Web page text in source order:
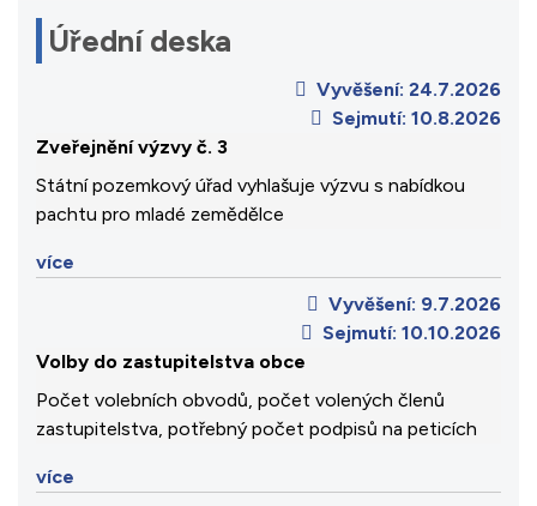
Úřední deska
Vyvěšení: 24.7.2026
Sejmutí: 10.8.2026
Zveřejnění výzvy č. 3
Státní pozemkový úřad vyhlašuje výzvu s nabídkou
pachtu pro mladé zemědělce
více
Vyvěšení: 9.7.2026
Sejmutí: 10.10.2026
Volby do zastupitelstva obce
Počet volebních obvodů, počet volených členů
zastupitelstva, potřebný počet podpisů na peticích
více